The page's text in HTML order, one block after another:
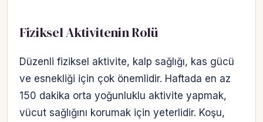
Fiziksel Aktivitenin Rolü
Düzenli fiziksel aktivite, kalp sağlığı, kas gücü
ve esnekliği için çok önemlidir. Haftada en az
150 dakika orta yoğunluklu aktivite yapmak,
vücut sağlığını korumak için yeterlidir. Koşu,